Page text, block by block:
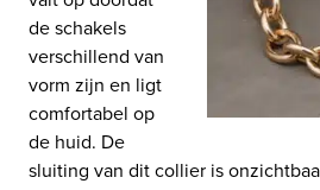
de schakels
verschillend van
vorm zijn en ligt
comfortabel op
de huid. De
sluiting van dit collier is